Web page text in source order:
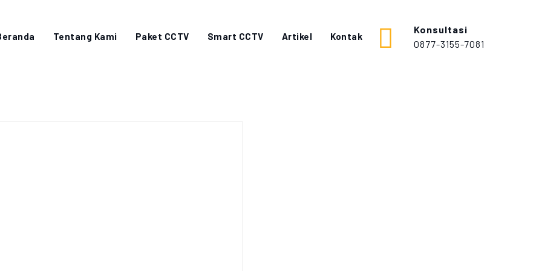
Tentang Kami Paket CCTV Smart CCTV Artikel Kontak
Konsultasi
0877-3155-7081